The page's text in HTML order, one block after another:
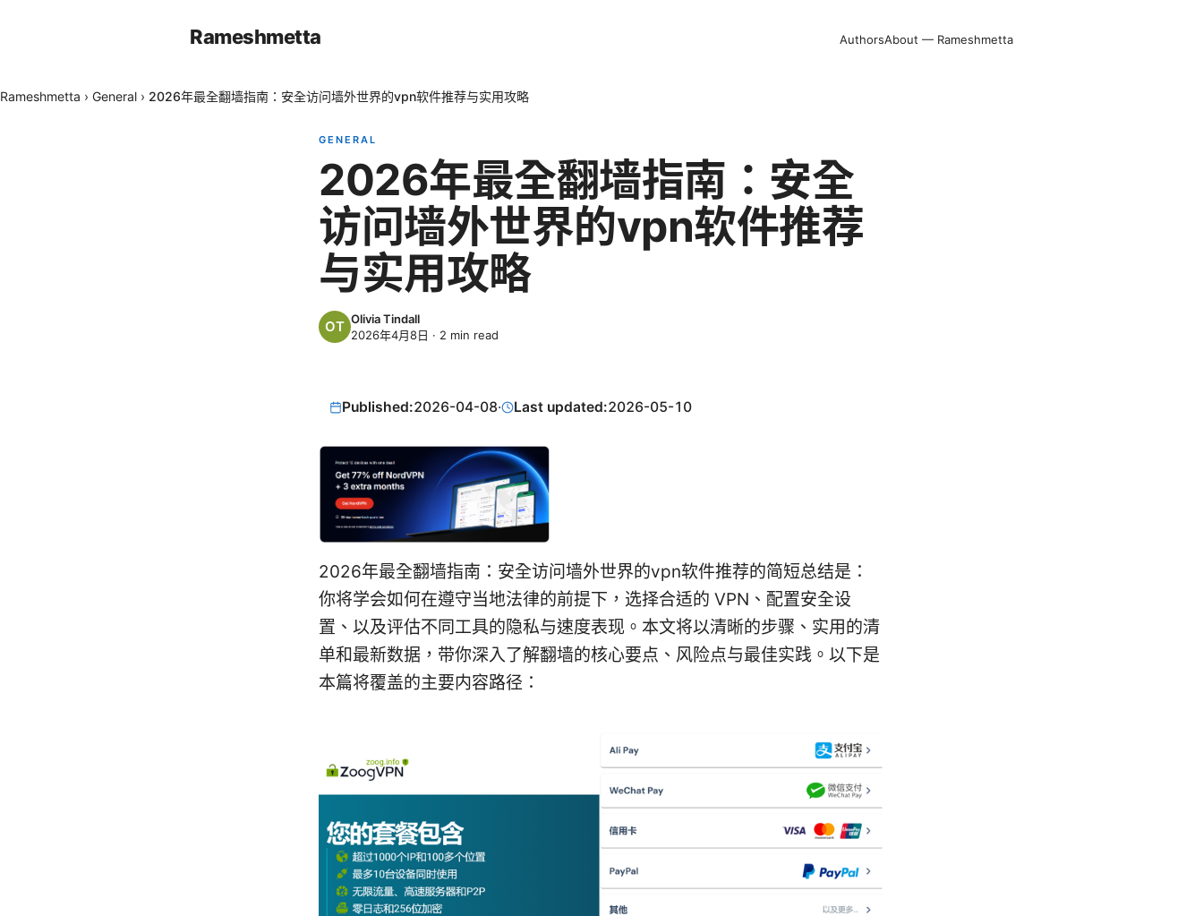
Rameshmetta AuthorsAbout — Rameshmetta
Rameshmetta › General › 2026年最全翻墙指南：安全访问墙外世界的vpn软件推荐与实用攻略
GENERAL
2026年最全翻墙指南：安全
访问墙外世界的vpn软件推荐
与实用攻略
Olivia Tindall
2026年4月8日 · 2 min read
Published:2026-04-08· Last updated:2026-05-10
2026年最全翻墙指南：安全访问墙外世界的vpn软件推荐的简短总结是：
你将学会如何在遵守当地法律的前提下，选择合适的 VPN、配置安全设
置、以及评估不同工具的隐私与速度表现。本文将以清晰的步骤、实用的清
单和最新数据，带你深入了解翻墙的核心要点、风险点与最佳实践。以下是
本篇将覆盖的主要内容路径：